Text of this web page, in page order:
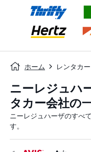
ホーム レンタカ
ニーレジュハ
タカー会社の
ニーレジュハーザのすべ
す。